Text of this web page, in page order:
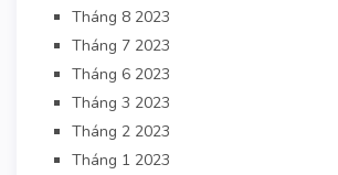
Tháng 8 2023
Tháng 7 2023
Tháng 6 2023
Tháng 3 2023
Tháng 2 2023
Tháng 1 2023